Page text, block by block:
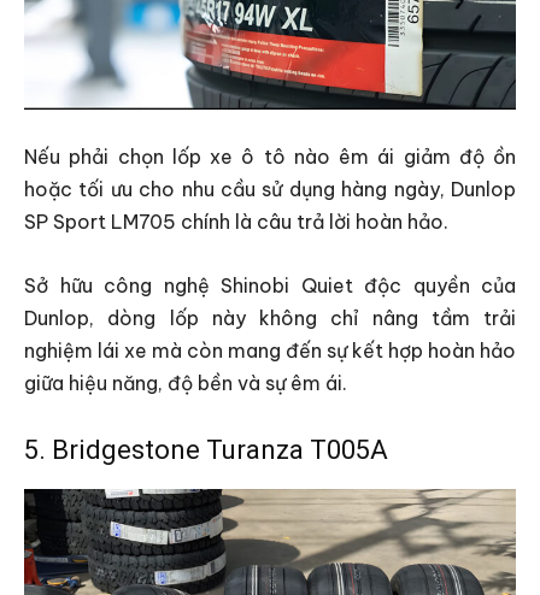
Nếu phải chọn lốp xe ô tô nào êm ái giảm độ ồn
hoặc tối ưu cho nhu cầu sử dụng hàng ngày, Dunlop
SP Sport LM705 chính là câu trả lời hoàn hảo.
Sở hữu công nghệ Shinobi Quiet độc quyền của
Dunlop, dòng lốp này không chỉ nâng tầm trải
nghiệm lái xe mà còn mang đến sự kết hợp hoàn hảo
giữa hiệu năng, độ bền và sự êm ái.
5. Bridgestone Turanza T005A